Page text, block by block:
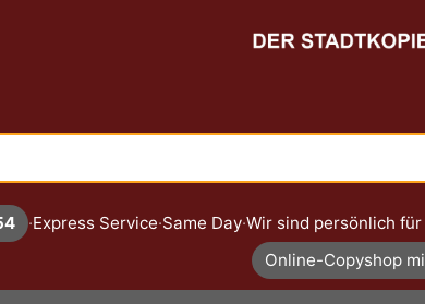
·Express Service·Same Day·Wir sind persönlich für
Online-Copyshop